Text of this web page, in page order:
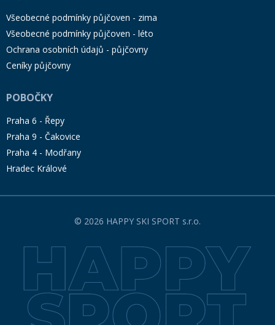
Všeobecné podmínky půjčoven - zima
Všeobecné podmínky půjčoven - léto
Ochrana osobních údajů - půjčovny
Ceníky půjčovny
POBOČKY
Praha 6 - Řepy
Praha 9 - Čakovice
Praha 4 - Modřany
Hradec Králové
© 2026 HAPPY SKI SPORT s.r.o.